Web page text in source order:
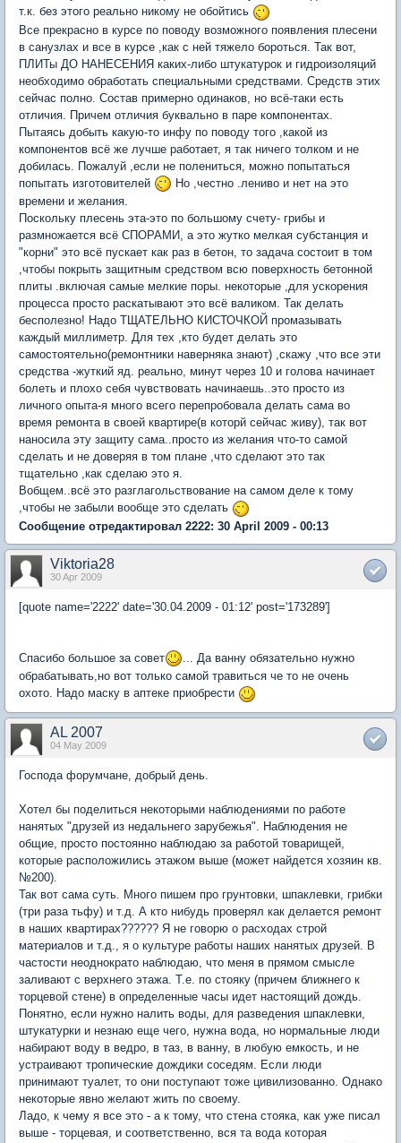
т.к. без этого реально никому не обойтись
Все прекрасно в курсе по поводу возможного появления плесени
в санузлах и все в курсе ,как с ней тяжело бороться. Так вот,
ПЛИТы ДО НАНЕСЕНИЯ каких-либо штукатурок и гидроизоляций
необходимо обработать специальными средствами. Средств этих
сейчас полно. Состав примерно одинаков, но всё-таки есть
отличия. Причем отличия буквально в паре компонентах.
Пытаясь добыть какую-то инфу по поводу того ,какой из
компонентов всё же лучше работает, я так ничего толком и не
добилась. Пожалуй ,если не полениться, можно попытаться
попытать изготовителей
Но ,честно .лениво и нет на это
времени и желания.
Поскольку плесень эта-это по большому счету- грибы и
размножается всё СПОРАМИ, а это жутко мелкая субстанция и
"корни" это всё пускает как раз в бетон, то задача состоит в том
,чтобы покрыть защитным средством всю поверхность бетонной
плиты .включая самые мелкие поры. некоторые ,для ускорения
процесса просто раскатывают это всё валиком. Так делать
бесполезно! Надо ТЩАТЕЛЬНО КИСТОЧКОЙ промазывать
каждый миллиметр. Для тех ,кто будет делать это
самостоятельно(ремонтники наверняка знают) ,скажу ,что все эти
средства -жуткий яд. реально, минут через 10 и голова начинает
болеть и плохо себя чувствовать начинаешь..это просто из
личного опыта-я много всего перепробовала делать сама во
время ремонта в своей квартире(в которй сейчас живу), так вот
наносила эту защиту сама..просто из желания что-то самой
сделать и не доверяя в том плане ,что сделают это так
тщательно ,как сделаю это я.
Вобщем..всё это разглагольствование на самом деле к тому
,чтобы не забыли вообще это сделать
Сообщение отредактировал 2222: 30 April 2009 - 00:13
Viktoria28
30 Apr 2009
[quote name='2222' date='30.04.2009 - 01:12' post='173289']
Спасибо большое за совет
... Да ванну обязательно нужно
обрабатывать,но вот только самой травиться че то не очень
охото. Надо маску в аптеке приобрести
AL 2007
04 May 2009
Господа форумчане, добрый день.
Хотел бы поделиться некоторыми наблюдениями по работе
нанятых "друзей из недальнего зарубежья". Наблюдения не
общие, просто постоянно наблюдаю за работой товарищей,
которые расположились этажом выше (может найдется хозяин кв.
№200).
Так вот сама суть. Много пишем про грунтовки, шпаклевки, грибки
(три раза тьфу) и т.д. А кто нибудь проверял как делается ремонт
в наших квартирах?????? Я не говорю о расходах строй
материалов и т.д., я о культуре работы наших нанятых друзей. В
частости неоднократо наблюдаю, что меня в прямом смысле
заливают с верхнего этажа. Т.е. по стояку (причем ближнего к
торцевой стене) в определенные часы идет настоящий дождь.
Понятно, если нужно налить воды, для разведения шпаклевки,
штукатурки и незнаю еще чего, нужна вода, но нормальные люди
набирают воду в ведро, в таз, в ванну, в любую емкость, и не
устраивают тропические дождики соседям. Если люди
принимают туалет, то они поступают тоже цивилизованно. Однако
некоторые явно желают жить по своему.
Ладо, к чему я все это - а к тому, что стена стояка, как уже писал
выше - торцевая, и соответственно, вся та вода которая